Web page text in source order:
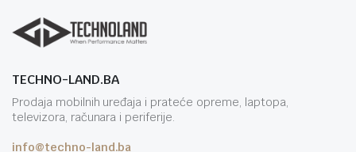
TECHNO-LAND.BA
Prodaja mobilnih uređaja i prateće opreme, laptopa,
televizora, računara i periferije.
info@techno-land.ba